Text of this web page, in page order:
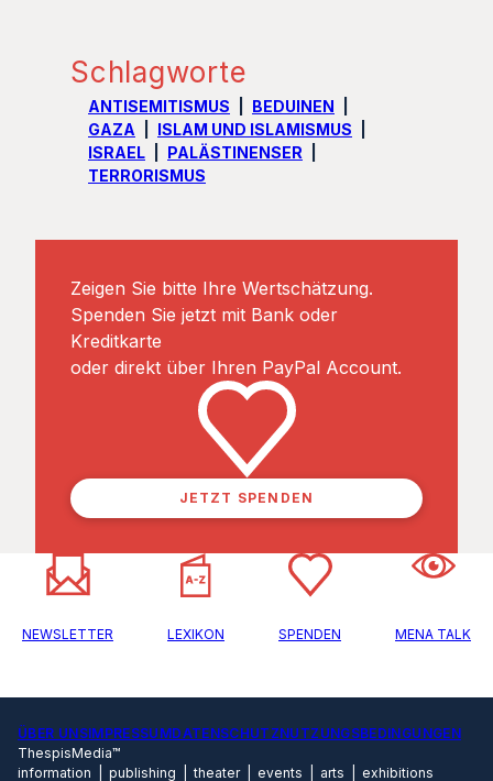
Schlagworte
ANTISEMITISMUS
BEDUINEN
GAZA
ISLAM UND ISLAMISMUS
ISRAEL
PALÄSTINENSER
TERRORISMUS
Zeigen Sie bitte Ihre Wertschätzung.
Spenden Sie jetzt mit Bank oder
Kreditkarte
oder direkt über Ihren PayPal Account.
JETZT SPENDEN
NEWSLETTER LEXIKON SPENDEN MENA TALK
ÜBER UNSIMPRESSUMDATENSCHUTZNUTZUNGSBEDINGUNGEN
ThespisMedia™
information | publishing | theater | events | arts | exhibitions